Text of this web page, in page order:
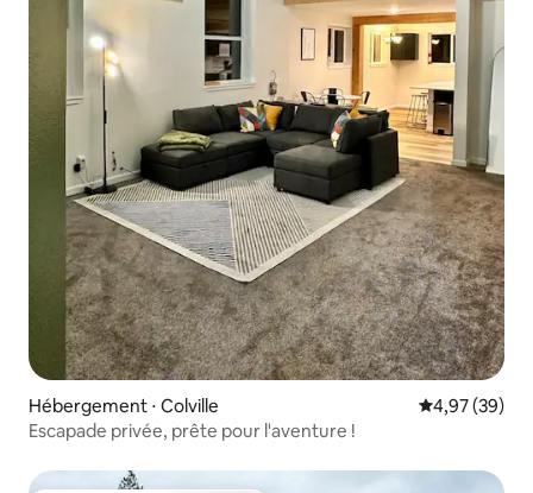
Hébergement ⋅ Colville Évaluation
4,97 (39)
Escapade privée, prête pour l'aventure !